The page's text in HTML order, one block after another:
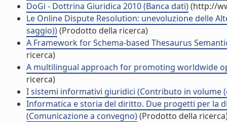
DoGi - Dottrina Giuridica 2010 (Banca dati)(http://
Le Online Dispute Resolution: unevoluzione delle
saggio))(Prodotto della ricerca)
A Framework for Schema-based Thesaurus
ricerca)
A multilingual approach for promoting worldwide
ricerca)
I sistemi informativi giuridici (Contributo in volume
Informatica e storia del diritto. Due progetti per la
(Comunicazione a convegno)(Prodotto della